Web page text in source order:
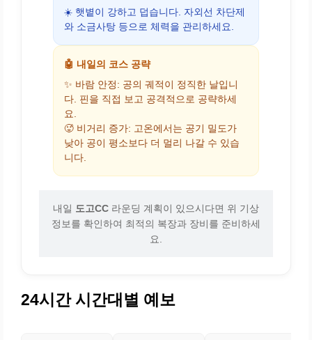
☀️ 햇볕이 강하고 덥습니다. 자외선 차단제
와 소금사탕 등으로 체력을 관리하세요.
🤖 내일의 코스 공략
✨ 바람 안정: 공의 궤적이 정직한 날입니
다. 핀을 직접 보고 공격적으로 공략하세
요.
🥵 비거리 증가: 고온에서는 공기 밀도가
낮아 공이 평소보다 더 멀리 나갈 수 있습
니다.
내일 도고CC 라운딩 계획이 있으시다면 위 기상
정보를 확인하여 최적의 복장과 장비를 준비하세
요.
24시간 시간대별 예보